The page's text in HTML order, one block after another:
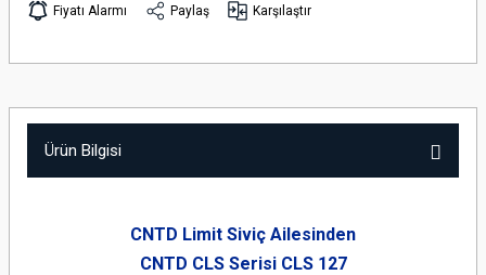
Fiyatı Alarmı
Paylaş Karşılaştır
Ürün Bilgisi
CNTD Limit Siviç Ailesinden
CNTD CLS Serisi CLS 127